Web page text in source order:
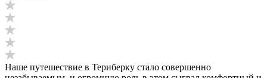
Наше путешествие в Териберку стало совершенно